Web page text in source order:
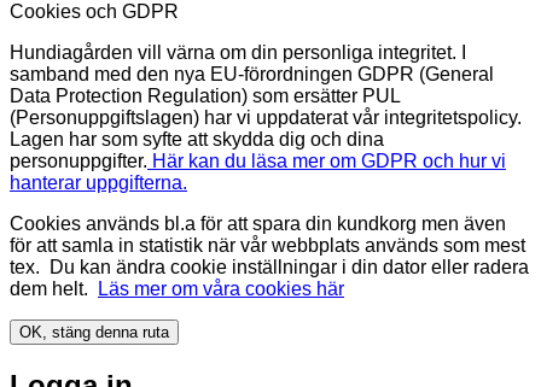
Cookies och GDPR
Hundiagården vill värna om din personliga integritet. I
samband med den nya EU-förordningen GDPR (General
Data Protection Regulation) som ersätter PUL
(Personuppgiftslagen) har vi uppdaterat vår integritetspolicy.
Lagen har som syfte att skydda dig och dina
personuppgifter. Här kan du läsa mer om GDPR och hur vi
hanterar uppgifterna.
Cookies används bl.a för att spara din kundkorg men även
för att samla in statistik när vår webbplats används som mest
tex. Du kan ändra cookie inställningar i din dator eller radera
dem helt.
Läs mer om våra cookies här
OK, stäng denna ruta